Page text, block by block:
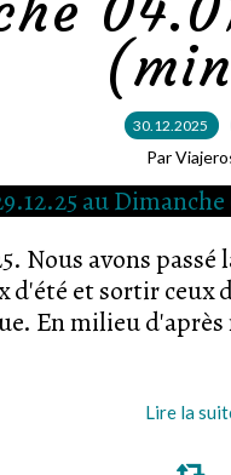
30.12.2025
Par
Nous avons
d'été et sortir ceux
En milieu
Lire la